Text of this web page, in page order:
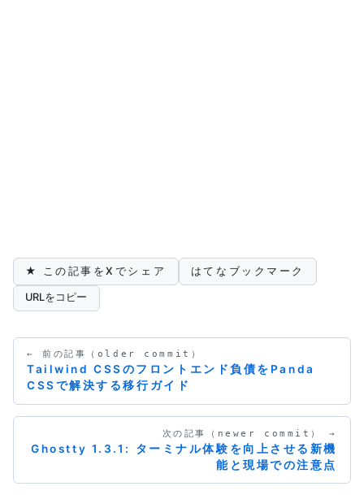
★ この記事をXでシェア はてなブックマーク
URLをコピー
← 前の記事（older commit）
Tailwind CSSのフロントエンド負債をPanda
CSSで解決する移行ガイド
次の記事（newer commit） →
Ghostty 1.3.1: ターミナル体験を向上させる新機
能と現場での注意点